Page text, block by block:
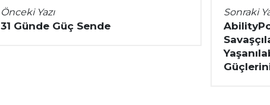
Önceki Yazı
31 Günde Güç Sende
Sonraki